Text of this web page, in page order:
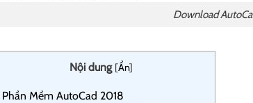
Download
Nội dung [Ẩn]
Phần Mềm AutoCad 2018